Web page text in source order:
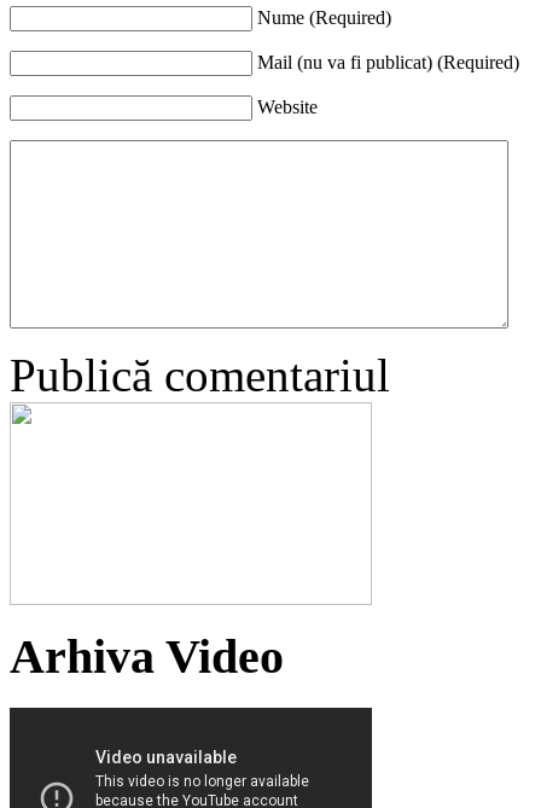
Nume (Required)
Mail (nu va fi publicat) (Required)
Website
Publică comentariul
Arhiva Video